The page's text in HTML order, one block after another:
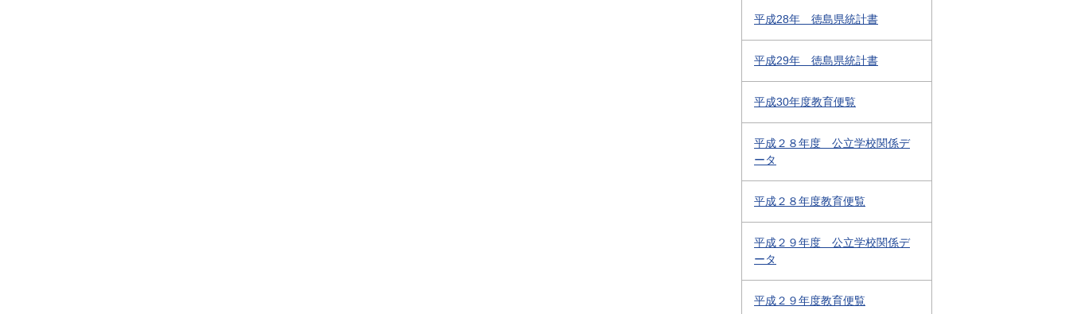
平成28年 徳島県統計書
平成29年 徳島県統計書
平成30年度教育便覧
平成２８年度 公立学校関係デ
ータ
平成２８年度教育便覧
平成２９年度 公立学校関係デ
ータ
平成２９年度教育便覧